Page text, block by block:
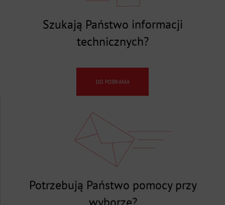
Szukają Państwo informacji
technicznych?
DO POBRANIA
Potrzebują Państwo pomocy przy
wyborze?